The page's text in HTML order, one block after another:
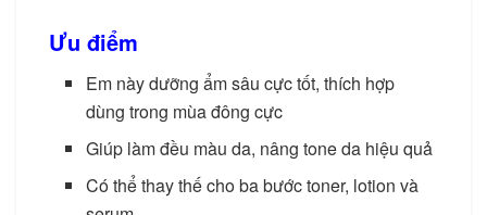
Ưu điểm
Em này dưỡng ẩm sâu cực tốt, thích hợp
dùng trong mùa đông cực
Giúp làm đều màu da, nâng tone da hiệu quả
Có thể thay thế cho ba bước toner, lotion và